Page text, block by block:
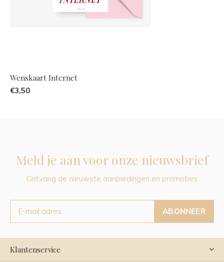
Wenskaart Internet
€3,50
Meld je aan voor onze nieuwsbrief
Ontvang de nieuwste aanbiedingen en promoties
ABONNEER
Klantenservice